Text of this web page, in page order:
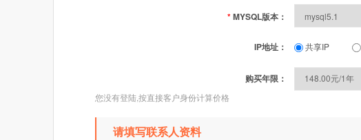
*MYSQL版本：
IP地址： 共享IP
购买年限：
您没有登陆,按直接客户身份计算价格
请填写联系人资料